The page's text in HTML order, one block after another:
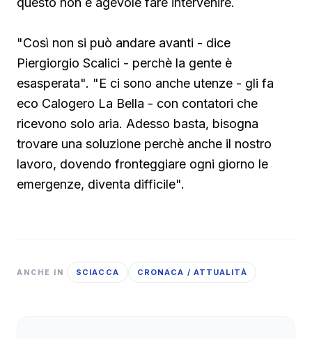
"Così non si può andare avanti - dice
Piergiorgio Scalici - perchè la gente è
esasperata". "E ci sono anche utenze - gli fa
eco Calogero La Bella - con contatori che
ricevono solo aria. Adesso basta, bisogna
trovare una soluzione perchè anche il nostro
lavoro, dovendo fronteggiare ogni giorno le
emergenze, diventa difficile".
ANCHE IN SCIACCA CRONACA / ATTUALITÀ